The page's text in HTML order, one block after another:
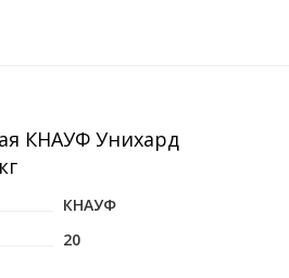
КНАУФ Унихард
КНАУФ
20